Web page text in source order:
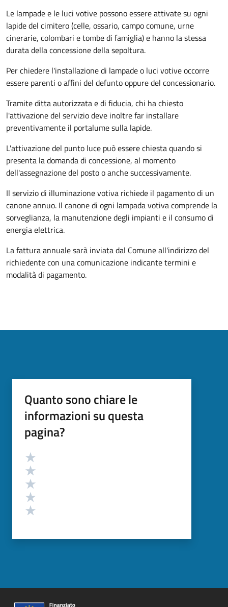
Le lampade e le luci votive possono essere attivate su ogni
lapide del cimitero (celle, ossario, campo comune, urne
cinerarie, colombari e tombe di famiglia) e hanno la stessa
durata della concessione della sepoltura.
Per chiedere l'installazione di lampade o luci votive occorre
essere parenti o affini del defunto oppure del concessionario.
Tramite ditta autorizzata e di fiducia, chi ha chiesto
l'attivazione del servizio deve inoltre far installare
preventivamente il portalume sulla lapide.
L'attivazione del punto luce può essere chiesta quando si
presenta la domanda di concessione, al momento
dell'assegnazione del posto o anche successivamente.
Il servizio di illuminazione votiva richiede il pagamento di un
canone annuo. Il canone di ogni lampada votiva comprende la
sorveglianza, la manutenzione degli impianti e il consumo di
energia elettrica.
La fattura annuale sarà inviata dal Comune all'indirizzo del
richiedente con una comunicazione indicante termini e
modalità di pagamento.
Quanto sono chiare le
informazioni su questa
pagina?
Valutazione